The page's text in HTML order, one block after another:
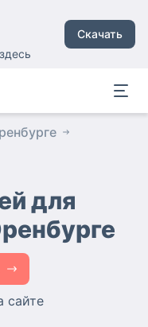
Скачать
для
сайте